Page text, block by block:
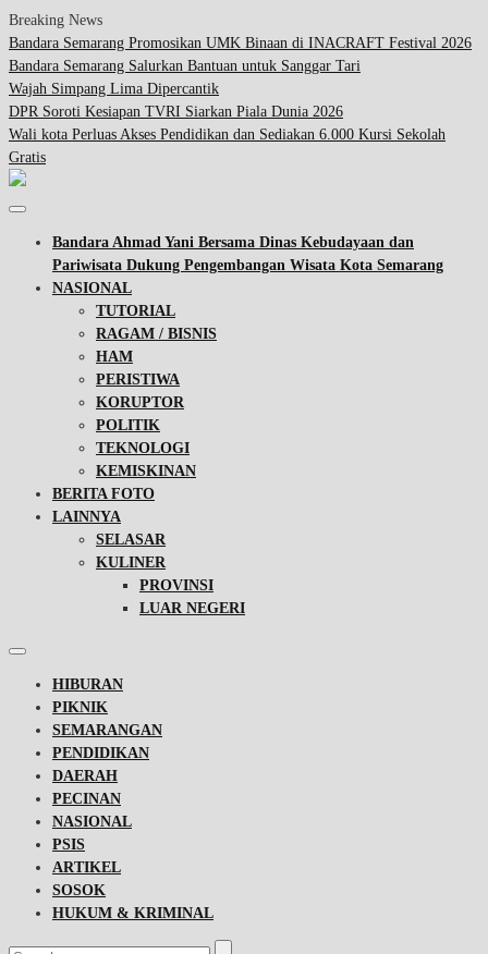
Breaking News
Bandara Semarang Promosikan UMK Binaan di INACRAFT Festival 2026
Bandara Semarang Salurkan Bantuan untuk Sanggar Tari
Wajah Simpang Lima Dipercantik
DPR Soroti Kesiapan TVRI Siarkan Piala Dunia 2026
Wali kota Perluas Akses Pendidikan dan Sediakan 6.000 Kursi Sekolah
Gratis
Bandara Ahmad Yani Bersama Dinas Kebudayaan dan
Pariwisata Dukung Pengembangan Wisata Kota Semarang
NASIONAL
TUTORIAL
RAGAM / BISNIS
HAM
PERISTIWA
KORUPTOR
POLITIK
TEKNOLOGI
KEMISKINAN
BERITA FOTO
LAINNYA
SELASAR
KULINER
PROVINSI
LUAR NEGERI
HIBURAN
PIKNIK
SEMARANGAN
PENDIDIKAN
DAERAH
PECINAN
NASIONAL
PSIS
ARTIKEL
SOSOK
HUKUM & KRIMINAL